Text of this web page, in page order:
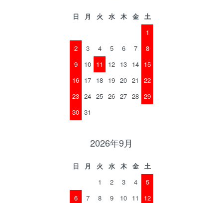
日 月 火 水 木 金
土
1
2
3 4 5 6 7
8
9
10 11 12 13 14 15
16 17 18 19 20 21
22
23 24 25 26 27 28 29
30 31
2026年9月
日 月 火 水 木 金
土
1
2 3 4
5
6
7 8 9 10 11
12